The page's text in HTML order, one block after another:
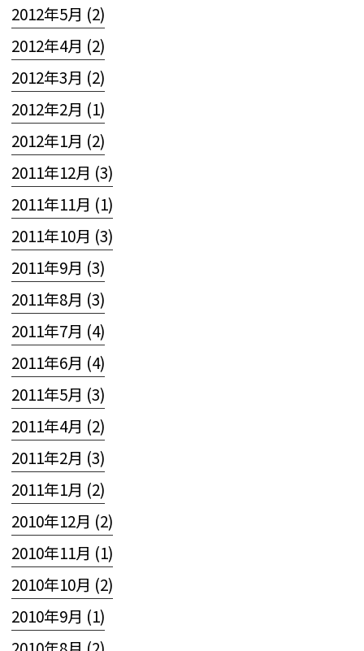
2012年5月 (2)
2012年4月 (2)
2012年3月 (2)
2012年2月 (1)
2012年1月 (2)
2011年12月 (3)
2011年11月 (1)
2011年10月 (3)
2011年9月 (3)
2011年8月 (3)
2011年7月 (4)
2011年6月 (4)
2011年5月 (3)
2011年4月 (2)
2011年2月 (3)
2011年1月 (2)
2010年12月 (2)
2010年11月 (1)
2010年10月 (2)
2010年9月 (1)